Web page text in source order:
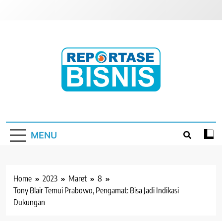
MENU
Home 2023 Maret
8
Tony Blair Temui Prabowo, Pengamat: Bisa Jadi Indikasi
Dukungan